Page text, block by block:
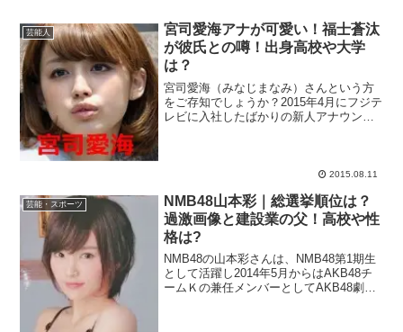
芸能人
宮司愛海アナが可愛い！福士蒼汰
が彼氏との噂！出身高校や大学
は？
宮司愛海（みなじまなみ）さんという方
をご存知でしょうか？2015年4月にフジテ
レビに入社したばかりの新人アナウンサ
2015.08.11
芸能・スポーツ
NMB48山本彩｜総選挙順位は？
過激画像と建設業の父！高校や性
格は?
NMB48の山本彩さんは、NMB48第1期生
として活躍し2014年5月からはAKB48チ
ームＫの兼任メンバーとしてAKB48劇場